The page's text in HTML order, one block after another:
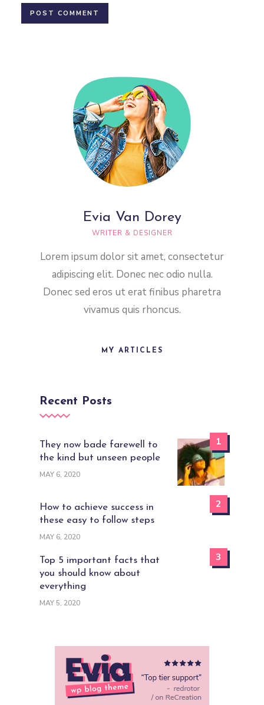
Evia Van Dorey
WRITER & DESIGNER
Lorem ipsum dolor sit amet, consectetur
adipiscing elit. Donec nec odio nulla.
Donec sed eros ut erat finibus pharetra
vivamus quis rhoncus.
MY ARTICLES
Recent Posts
1
They now bade farewell to
the kind but unseen people
MAY 6, 2020
2
How to achieve success in
these easy to follow steps
MAY 6, 2020
3
Top 5 important facts that
you should know about
everything
MAY 5, 2020